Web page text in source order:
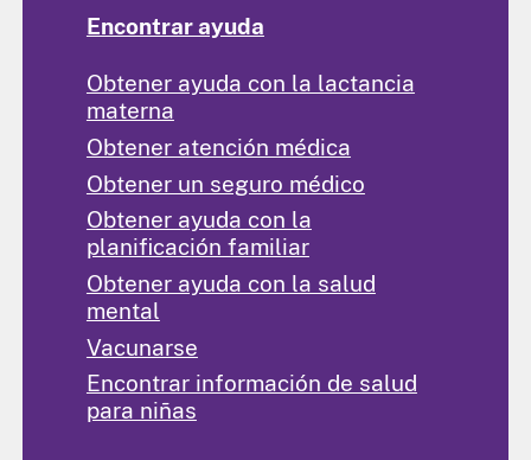
Encontrar ayuda
Obtener ayuda con la lactancia
materna
Obtener atención médica
Obtener un seguro médico
Obtener ayuda con la
planificación familiar
Obtener ayuda con la salud
mental
Vacunarse
Encontrar información de salud
para niñas